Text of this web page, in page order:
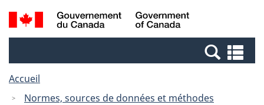
Passer
au
Passer
à
Canada
Recherche
et
et
Accueil
Normes, sources de données et méthodes